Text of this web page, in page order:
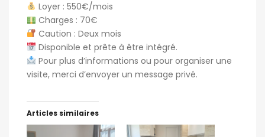
Loyer : 550€/mois
Charges : 70€
Caution : Deux mois
Disponible et prête à être intégré.
Pour plus d’informations ou pour organiser une
visite, merci d’envoyer un message privé.
Articles similaires